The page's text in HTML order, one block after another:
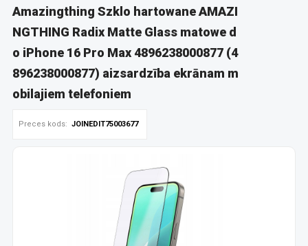
Amazingthing Szklo hartowane AMAZI
NGTHING Radix Matte Glass matowe d
o iPhone 16 Pro Max 4896238000877 (4
896238000877) aizsardzība ekrānam m
obilajiem telefoniem
Preces kods: JOINEDIT75003677